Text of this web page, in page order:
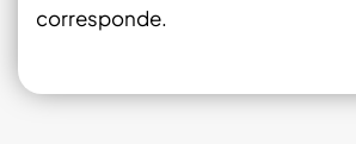
corresponde.